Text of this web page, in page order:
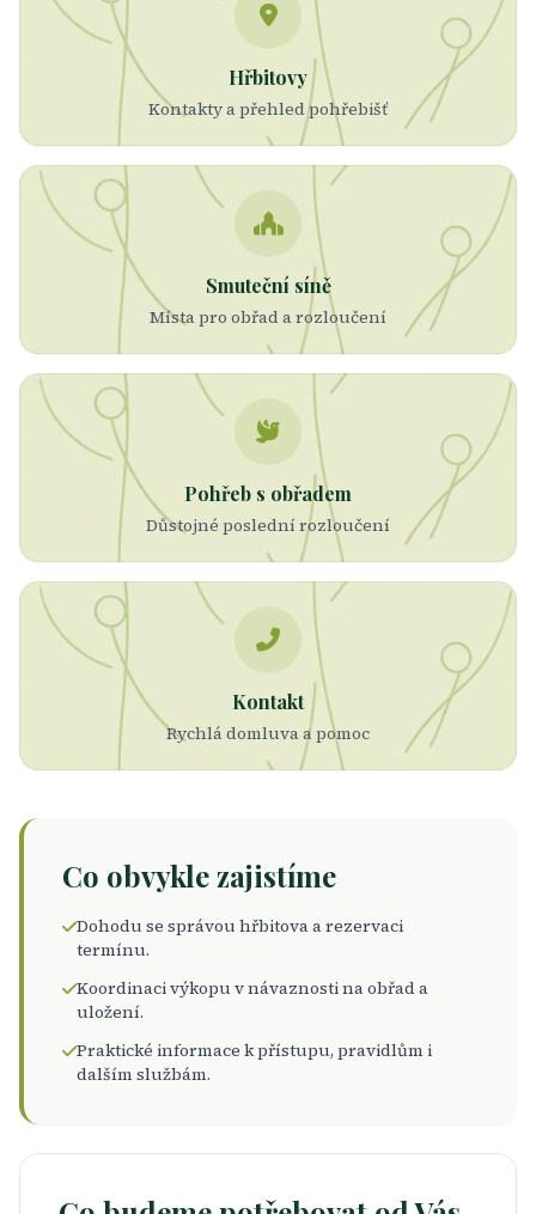
Hřbitovy
Kontakty a přehled pohřebišť
Smuteční síně
Místa pro obřad a rozloučení
Pohřeb s obřadem
Důstojné poslední rozloučení
Kontakt
Rychlá domluva a pomoc
Co obvykle zajistíme
Dohodu se správou hřbitova a rezervaci
termínu.
Koordinaci výkopu v návaznosti na obřad a
uložení.
Praktické informace k přístupu, pravidlům i
dalším službám.